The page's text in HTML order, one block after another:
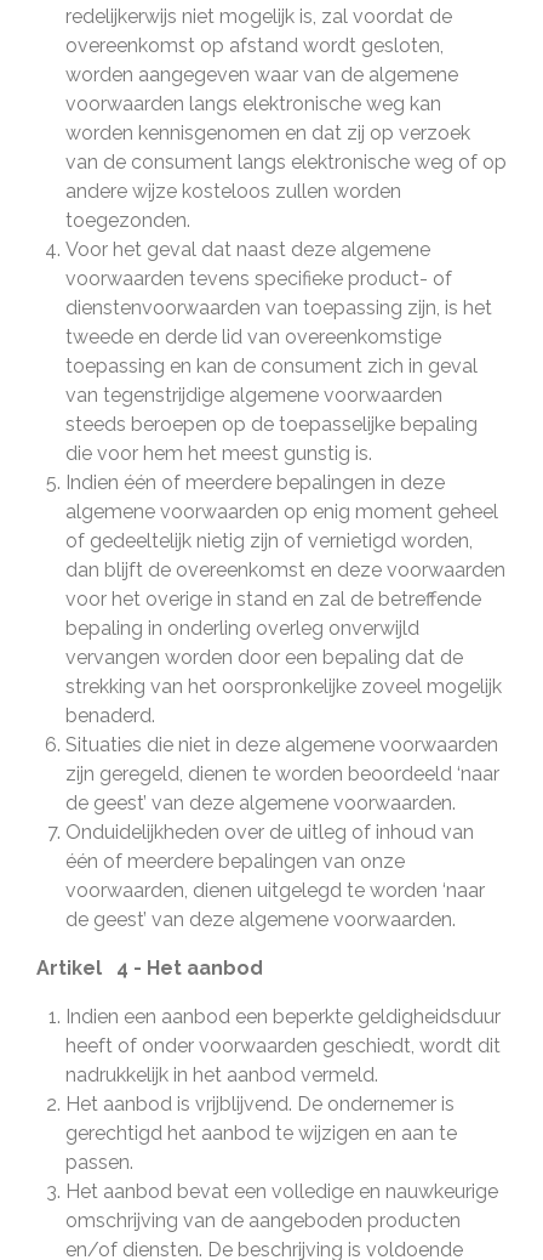
redelijkerwijs niet mogelijk is, zal voordat de
overeenkomst op afstand wordt gesloten,
worden aangegeven waar van de algemene
voorwaarden langs elektronische weg kan
worden kennisgenomen en dat zij op verzoek
van de consument langs elektronische weg of op
andere wijze kosteloos zullen worden
toegezonden.
Voor het geval dat naast deze algemene
voorwaarden tevens specifieke product- of
dienstenvoorwaarden van toepassing zijn, is het
tweede en derde lid van overeenkomstige
toepassing en kan de consument zich in geval
van tegenstrijdige algemene voorwaarden
steeds beroepen op de toepasselijke bepaling
die voor hem het meest gunstig is.
Indien één of meerdere bepalingen in deze
algemene voorwaarden op enig moment geheel
of gedeeltelijk nietig zijn of vernietigd worden,
dan blijft de overeenkomst en deze voorwaarden
voor het overige in stand en zal de betreffende
bepaling in onderling overleg onverwijld
vervangen worden door een bepaling dat de
strekking van het oorspronkelijke zoveel mogelijk
benaderd.
Situaties die niet in deze algemene voorwaarden
zijn geregeld, dienen te worden beoordeeld ‘naar
de geest’ van deze algemene voorwaarden.
Onduidelijkheden over de uitleg of inhoud van
één of meerdere bepalingen van onze
voorwaarden, dienen uitgelegd te worden ‘naar
de geest’ van deze algemene voorwaarden.
Artikel 4 - Het aanbod
Indien een aanbod een beperkte geldigheidsduur
heeft of onder voorwaarden geschiedt, wordt dit
nadrukkelijk in het aanbod vermeld.
Het aanbod is vrijblijvend. De ondernemer is
gerechtigd het aanbod te wijzigen en aan te
passen.
Het aanbod bevat een volledige en nauwkeurige
omschrijving van de aangeboden producten
en/of diensten. De beschrijving is voldoende